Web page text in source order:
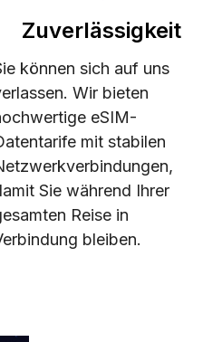
Zuverlässigkeit
können sich auf uns
Wir bieten
eSIM-
mit stabilen
Sie während Ihrer
Reise in
bleiben.